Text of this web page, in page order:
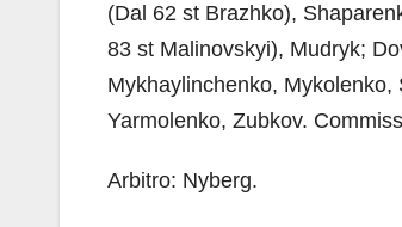
(Dal 62 st Brazhko),
83 st Malinovskyi), Mudryk;
Mykhaylinchenko, Mykolenko,
Yarmolenko, Zubkov.
Arbitro: Nyberg.